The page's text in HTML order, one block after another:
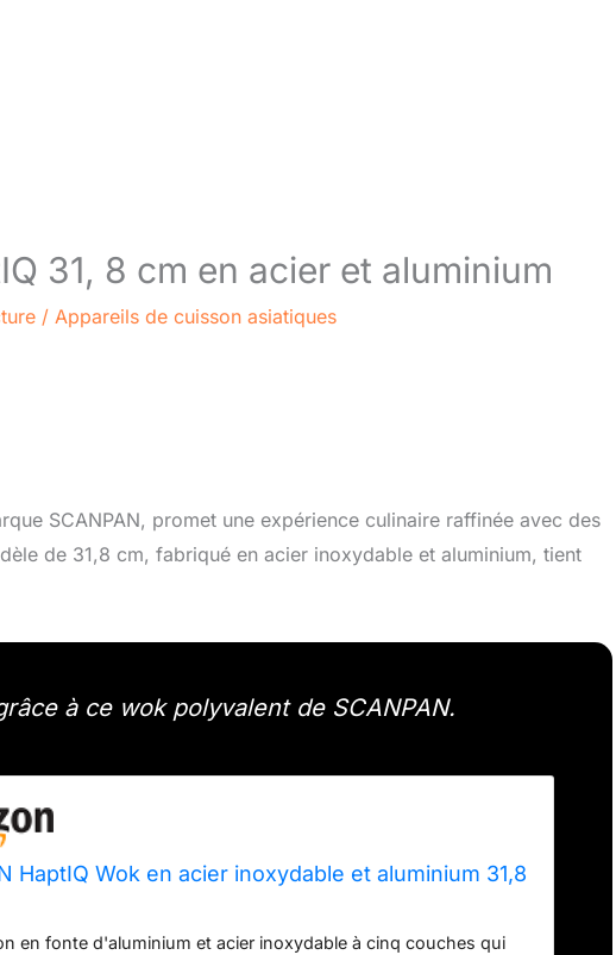
31, 8 cm en acier et aluminium
/ Appareils de cuisson asiatiques
SCANPAN, promet une expérience culinaire raffinée avec des
de 31,8 cm, fabriqué en acier inoxydable et aluminium, tient
à ce wok polyvalent de SCANPAN.
HaptIQ Wok en acier inoxydable et aluminium 31,8
en fonte d'aluminium et acier inoxydable à cinq couches qui